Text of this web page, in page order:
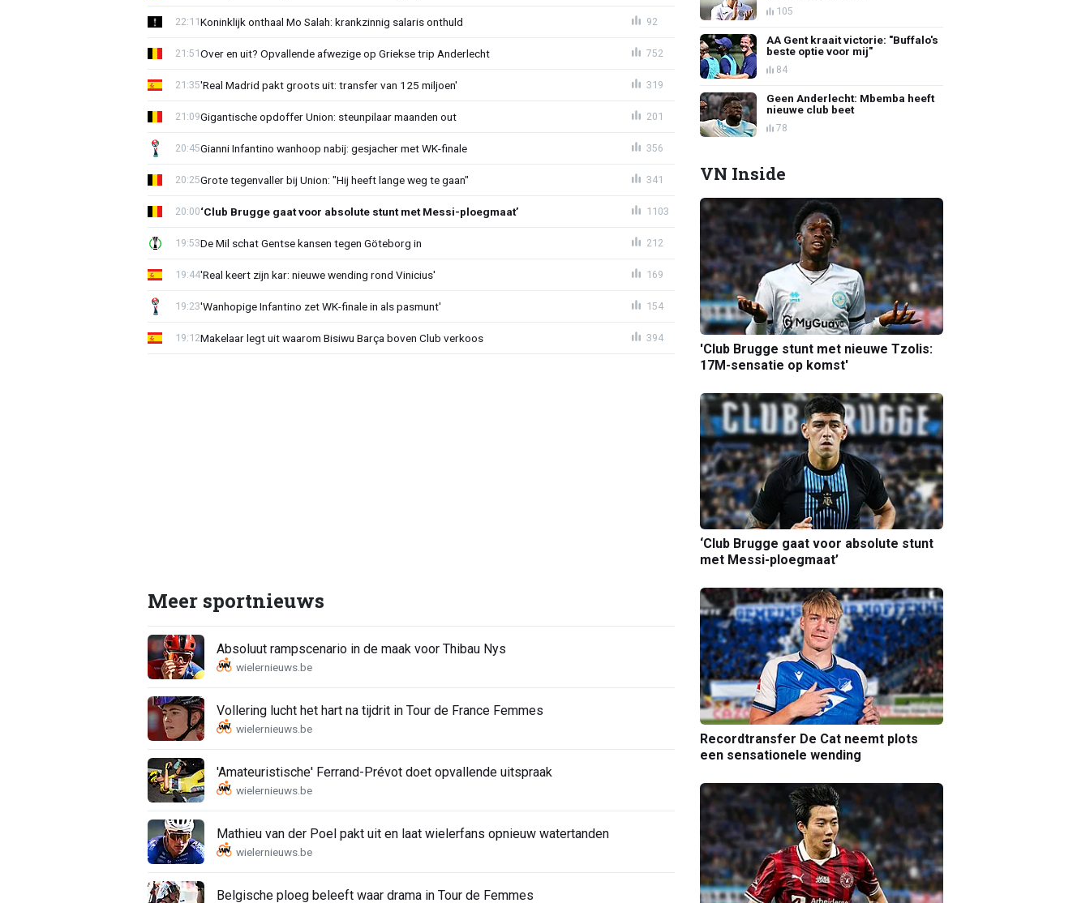
Koninklijk onthaal Mo Salah: krankzinnig salaris onthuld
22:11 92
Over en uit? Opvallende afwezige op Griekse trip Anderlecht
21:51 752
'Real Madrid pakt groots uit: transfer van 125 miljoen'
21:35 319
Gigantische opdoffer Union: steunpilaar maanden out
21:09 201
Gianni Infantino wanhoop nabij: gesjacher met WK-finale
20:45 356
Grote tegenvaller bij Union: "Hij heeft lange weg te gaan"
20:25 341
‘Club Brugge gaat voor absolute stunt met Messi-ploegmaat’
20:00 1103
De Mil schat Gentse kansen tegen Göteborg in
19:53 212
'Real keert zijn kar: nieuwe wending rond Vinicius'
19:44 169
'Wanhopige Infantino zet WK-finale in als pasmunt'
19:23 154
Makelaar legt uit waarom Bisiwu Barça boven Club verkoos
19:12 394
Meer sportnieuws
Absoluut rampscenario in de maak voor Thibau Nys
Vollering lucht het hart na tijdrit in Tour de France Femmes
'Amateuristische' Ferrand-Prévot doet opvallende uitspraak
Mathieu van der Poel pakt uit en laat wielerfans opnieuw watertanden
Belgische ploeg beleeft waar drama in Tour de Femmes
105
AA Gent kraait victorie: "Buffalo's
beste optie voor mij"
84
Geen Anderlecht: Mbemba heeft
nieuwe club beet
78
VN Inside
'Club Brugge stunt met nieuwe Tzolis:
17M-sensatie op komst'
‘Club Brugge gaat voor absolute stunt
met Messi-ploegmaat’
Recordtransfer De Cat neemt plots
een sensationele wending